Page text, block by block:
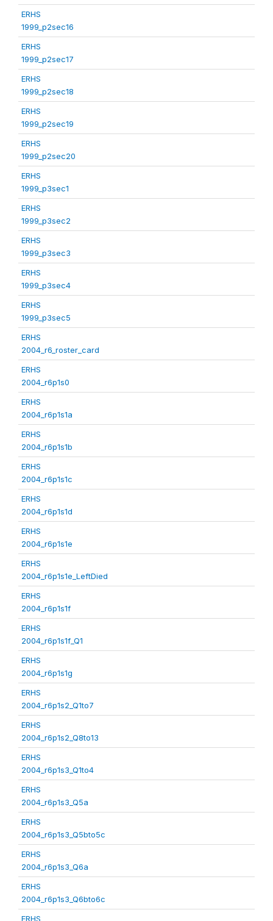
ERHS
1999_p2sec16
ERHS
1999_p2sec17
ERHS
1999_p2sec18
ERHS
1999_p2sec19
ERHS
1999_p2sec20
ERHS
1999_p3sec1
ERHS
1999_p3sec2
ERHS
1999_p3sec3
ERHS
1999_p3sec4
ERHS
1999_p3sec5
ERHS
2004_r6_roster_card
ERHS
2004_r6p1s0
ERHS
2004_r6p1s1a
ERHS
2004_r6p1s1b
ERHS
2004_r6p1s1c
ERHS
2004_r6p1s1d
ERHS
2004_r6p1s1e
ERHS
2004_r6p1s1e_LeftDied
ERHS
2004_r6p1s1f
ERHS
2004_r6p1s1f_Q1
ERHS
2004_r6p1s1g
ERHS
2004_r6p1s2_Q1to7
ERHS
2004_r6p1s2_Q8to13
ERHS
2004_r6p1s3_Q1to4
ERHS
2004_r6p1s3_Q5a
ERHS
2004_r6p1s3_Q5bto5c
ERHS
2004_r6p1s3_Q6a
ERHS
2004_r6p1s3_Q6bto6c
ERHS